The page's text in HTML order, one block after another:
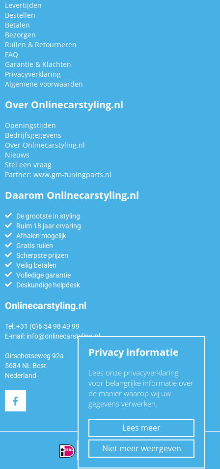
Levertijden
Bestellen
Betalen
Bezorgen
Ruilen & Retourneren
FAQ
Garantie & Klachten
Privacyverklaring
Algemene voorwaarden
Over Onlinecarstyling.nl
Openingstijden
Bedrijfsgegevens
Over Onlinecarstyling.nl
Nieuws
Stel een vraag
Partner: www.gm-tuningparts.nl
Daarom Onlinecarstyling.nl
De grootste in styling
Ruim 18 jaar ervaring
Afhalen mogelijk
Gratis ruilen
Scherpste prijzen
Veilig betalen
Volledige garantie
Deskundige helpdesk
Onlinecarstyling.nl
Tel: +31 (0)6 54 98 49 99
E-mail: info@onlinecarstyling.nl
Oirschotseweg 92a
5684 NL Best
Nederland
Privacy informatie
Lees onze privacyverklaring
voor belangrijke informatie over
de manier waarop wij uw
gegevens verwerken.
Lees meer
Niet meer weergeven